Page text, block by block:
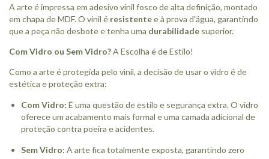
A arte é impressa em adesivo vinil fosco de alta definição, montado
em chapa de MDF. O vinil é resistentee à prova d'água, garantindo
que a peça não desbote e tenha uma durabilidade superior.
Com Vidro ou Sem Vidro?A Escolha é de Estilo!
Como a arte é protegida pelo vinil, a decisão de usar o vidro é de
estética e proteção extra:
Com Vidro: É uma questão de estilo e segurança extra. O vidro
oferece um acabamento mais formal e uma camada adicional de
proteção contra poeira e acidentes.
Sem Vidro: A arte fica totalmente exposta, garantindo zero